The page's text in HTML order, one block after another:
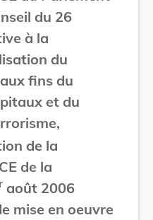
du 26
à la
du
fins du
et du
de la
de la
août 2006
mise en oeuvre